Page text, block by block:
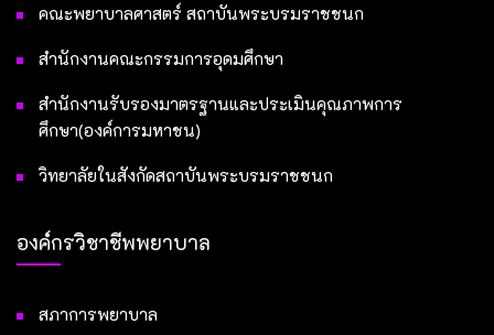
คณะพยาบาลศาสตร์ สถาบันพระบรมราชชนก
สำนักงานคณะกรรมการอุดมศึกษา
สำนักงานรับรองมาตรฐานและประเมินคุณภาพการ
ศึกษา(องค์การมหาชน)
วิทยาลัยในสังกัดสถาบันพระบรมราชชนก
องค์กรวิชาชีพพยาบาล
สภาการพยาบาล